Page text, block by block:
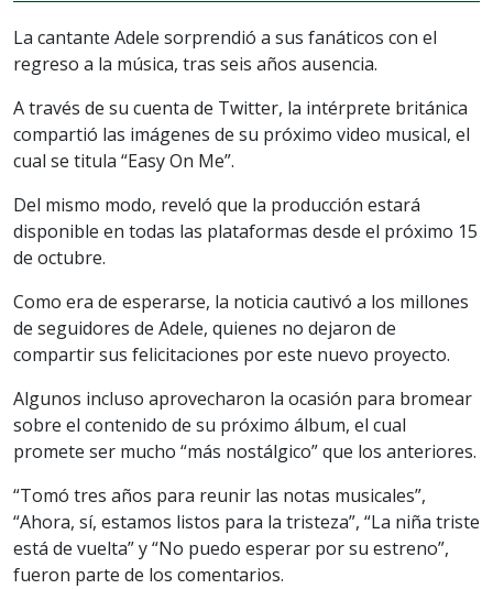
La cantante Adele sorprendió a sus fanáticos con el
regreso a la música, tras seis años ausencia.
A través de su cuenta de Twitter, la intérprete británica
compartió las imágenes de su próximo video musical, el
cual se titula “Easy On Me”.
Del mismo modo, reveló que la producción estará
disponible en todas las plataformas desde el próximo 15
de octubre.
Como era de esperarse, la noticia cautivó a los millones
de seguidores de Adele, quienes no dejaron de
compartir sus felicitaciones por este nuevo proyecto.
Algunos incluso aprovecharon la ocasión para bromear
sobre el contenido de su próximo álbum, el cual
promete ser mucho “más nostálgico” que los anteriores.
“Tomó tres años para reunir las notas musicales”,
“Ahora, sí, estamos listos para la tristeza”, “La niña triste
está de vuelta” y “No puedo esperar por su estreno”,
fueron parte de los comentarios.